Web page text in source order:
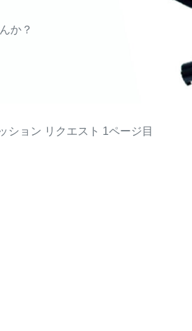
か？
ション リクエスト 1ページ目